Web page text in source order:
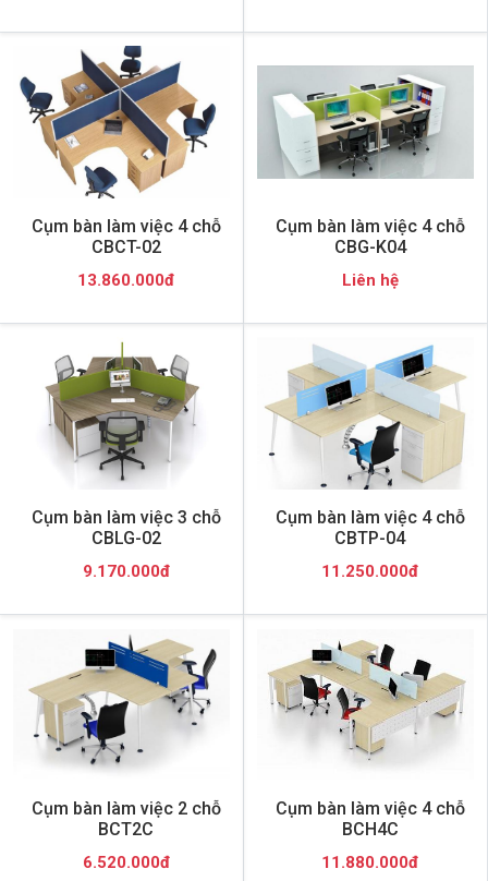
Cụm bàn làm việc 4 chỗ
CBCT-02
13.860.000đ
Cụm bàn làm việc 4 chỗ
CBG-K04
Liên hệ
Cụm bàn làm việc 3 chỗ
CBLG-02
9.170.000đ
Cụm bàn làm việc 4 chỗ
CBTP-04
11.250.000đ
Cụm bàn làm việc 2 chỗ
BCT2C
6.520.000đ
Cụm bàn làm việc 4 chỗ
BCH4C
11.880.000đ